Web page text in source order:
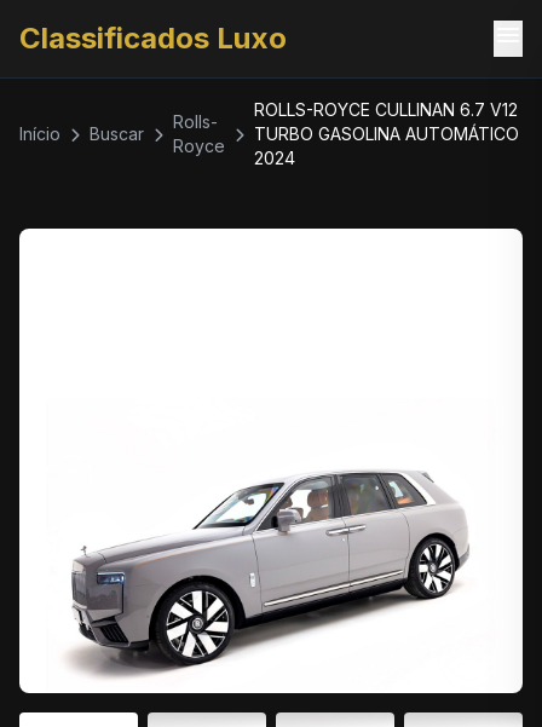
Classificados Luxo
Início Buscar
Rolls-
Royce
ROLLS-ROYCE CULLINAN 6.7 V12
TURBO GASOLINA AUTOMÁTICO
2024